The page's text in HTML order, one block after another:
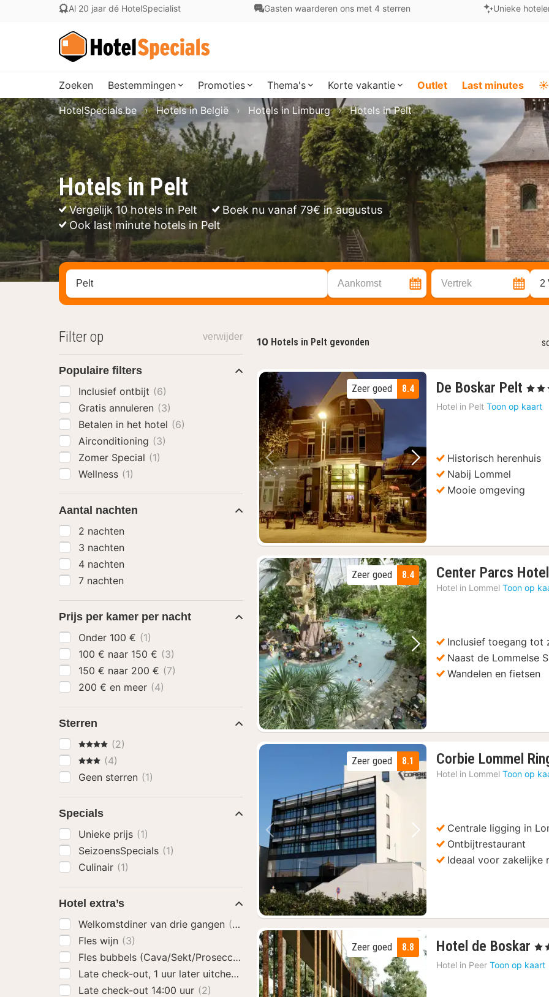
Al 20 jaar dé HotelSpecialist Gasten waarderen ons met 4 sterren Unieke
Zoeken Bestemmingen Promoties Thema's Korte vakantie Outlet Last minutes ☀️
Hotels in Pelt
Vergelijk 10 hotels in Pelt
Boek nu vanaf 79€ in augustus
Ook last minute hotels in Pelt
HotelSpecials.be Hotels in België Hotels in Limburg Hotels in Pelt
Zoek op hotel, regio of stad Aankomst Vertrek 2
10 Hotels in Pelt gevonden
Vorige foto Volgende foto
8.4
Zeer goed De Boskar Pelt 1
vanaf
, 3
Hotel in Pelt Toon op kaart
Historisch herenhuis
Nabij Lommel
Mooie omgeving
Vorige foto Volgende foto
8.4
Zeer goed Center Parcs
Hotel in Lommel Toon op
Inclusief toegang tot
Naast de Lommelse
Wandelen en fietsen
Vorige foto Volgende foto
8.1
Zeer goed Corbie Lommel
Hotel in Lommel Toon op
Centrale ligging in
Ontbijtrestaurant
Ideaal voor zakelijke
8.8
Zeer goed Hotel de Boskar 1
, 4
Hotel in Peer Toon op kaart
Filter op verwijder
Populaire filters
Inclusief ontbijt (6)
Gratis annuleren (3)
Betalen in het hotel (6)
Airconditioning (3)
Zomer Special (1)
Wellness (1)
Aantal nachten
2 nachten
3 nachten
4 nachten
7 nachten
Prijs per kamer per nacht
Onder 100 € (1)
100 € naar 150 € (3)
150 € naar 200 € (7)
200 € en meer (4)
Sterren
4 Sterren
(2)
3 Sterren
(4)
Geen sterren (1)
Specials
Unieke prijs (1)
SeizoensSpecials (1)
Culinair (1)
Hotel extra’s
Welkomstdiner van drie gangen (2)
Fles wijn (3)
Fles bubbels (Cava/Sekt/Prosecco)
(3)
Late check-out, 1 uur later uitchecken
(3)
Late check-out 14:00 uur (2)